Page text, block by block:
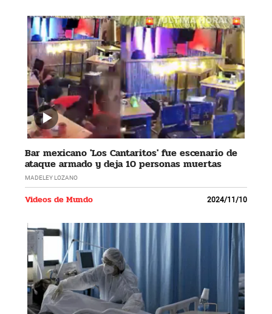
Bar mexicano 'Los Cantaritos' fue escenario de
ataque armado y deja 10 personas muertas
MADELEY LOZANO
Videos de Mundo 2024/11/10